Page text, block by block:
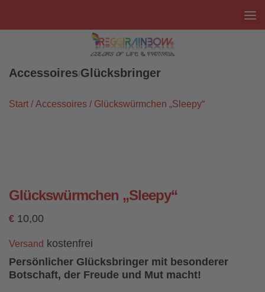
Accessoires/Glücksbringer
Start /Accessoires / Glückswürmchen „Sleepy“
Glückswürmchen „Sleepy“
€ 10,00
Versand kostenfrei
Persönlicher Glücksbringer mit besonderer
Botschaft, der Freude und Mut macht!